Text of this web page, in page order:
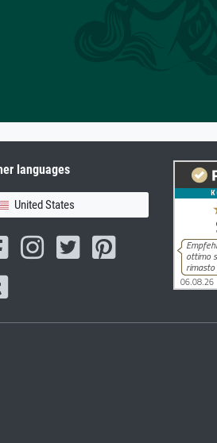
languages
United States